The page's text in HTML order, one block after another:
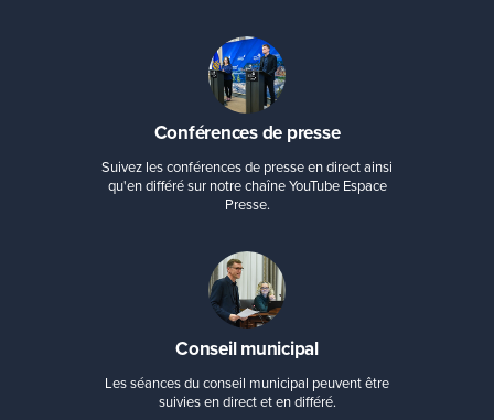
Conférences de presse
Suivez les conférences de presse en direct ainsi
qu'en différé sur notre chaîne YouTube Espace
Presse.
Conseil municipal
Les séances du conseil municipal peuvent être
suivies en direct et en différé.